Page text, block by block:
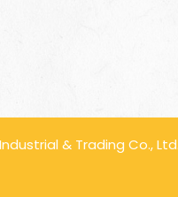
& Trading Co.,